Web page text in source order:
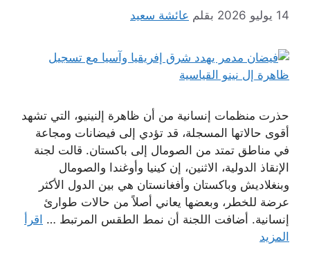
14 يوليو 2026 بقلم عائشة سعيد
حذرت منظمات إنسانية من أن ظاهرة إلنينيو، التي تشهد
أقوى حالاتها المسجلة، قد تؤدي إلى فيضانات ومجاعة
في مناطق تمتد من الصومال إلى باكستان. قالت لجنة
الإنقاذ الدولية، الاثنين، إن كينيا وأوغندا والصومال
وبنغلاديش وباكستان وأفغانستان هي بين الدول الأكثر
عرضة للخطر، وبعضها يعاني أصلاً من حالات طوارئ
إنسانية. أضافت اللجنة أن نمط الطقس المرتبط … اقرأ
المزيد